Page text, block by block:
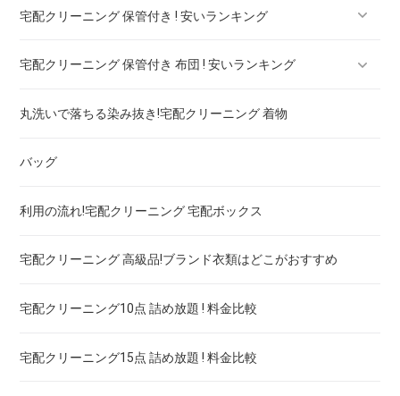
ブランドジャケット！宅配クリーニング 高品質 料金 比較
ブランドブラウス！宅配クリーニング 高品質 料金 比較
ブランドネクタイ！宅配クリーニング 高品質 料金 比較
ドレス！宅配クリーニング 高品質 料金 比較
ウェディングドレス
ブランドワイシャツ！宅配クリーニング 高品質 料金 比較
ブランドダウン！宅配クリーニング 高品質 料金 比較
宅配クリーニング 保管付き ! 安いランキング
宅配クリーニング 保管付き ブーツ ! 安いランキング
宅配クリーニング 保管付き コート ! 安いランキング
宅配クリーニング 保管付き ダウン ! 安いランキング
宅配クリーニング 保管付き スノボーウェア ! 安いランキング
宅配クリーニング 保管付き 布団 ! 安いランキング
宅配クリーニング 保管付き 羽毛布団 ! 安いランキング
宅配クリーニング 保管付き 毛布 ! 安いランキング
丸洗いで落ちる染み抜き!宅配クリーニング 着物
バッグ
利用の流れ!宅配クリーニング 宅配ボックス
宅配クリーニング 高級品!ブランド衣類はどこがおすすめ
宅配クリーニング10点 詰め放題 ! 料金比較
宅配クリーニング15点 詰め放題 ! 料金比較